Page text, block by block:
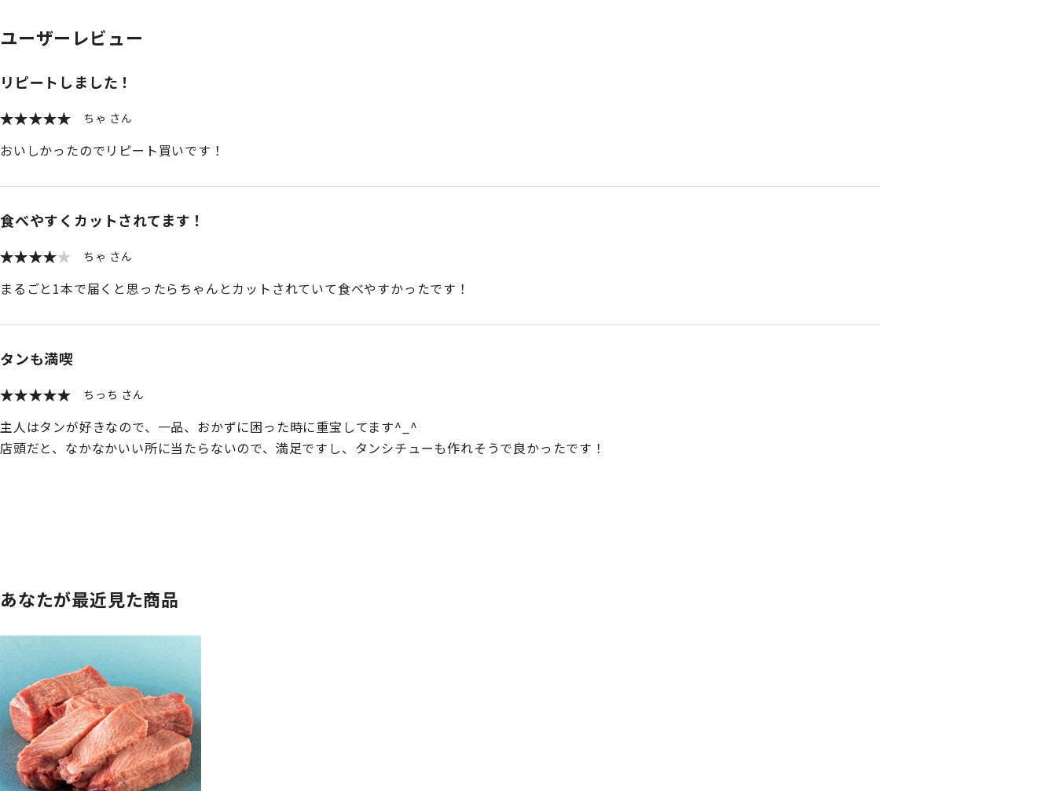
ユーザーレビュー
リピートしました！
ちゃ
おいしかったのでリピート買いです！
食べやすくカットされてます！
ちゃ
まるごと1本で届くと思ったらちゃんとカットされていて食べやすかったです！
タンも満喫
ちっち
主人はタンが好きなので、一品、おかずに困った時に重宝してます^_^
店頭だと、なかなかいい所に当たらないので、満足ですし、タンシチューも作れそうで良かったです！
あなたが最近見た商品